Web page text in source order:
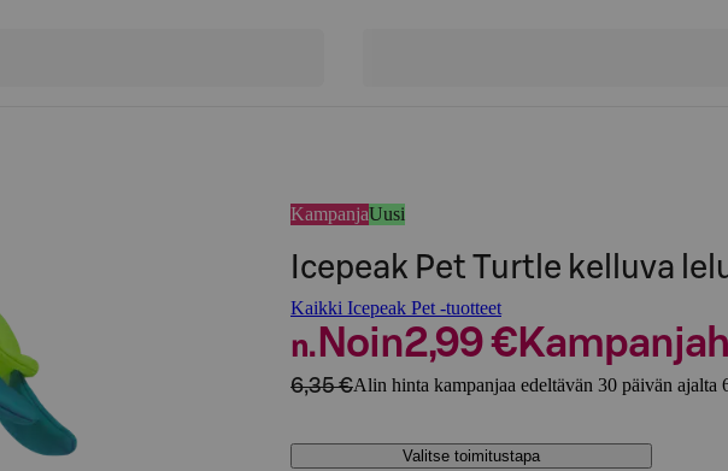
KampanjaUusi
Icepeak Pet Turtle kelluva
Kaikki Icepeak Pet -tuotteet
n. Noin2,99 €
6,35 €Alin hinta kampanjaa edeltävän 30 päivän ajalta
Valitse toimitustapa